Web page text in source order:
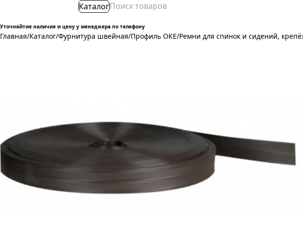
Каталог
Уточняйтие наличие и цену у менеджера по телефону
Главная/Каталог/Фурнитура швейная/Профиль ОКЕ/Ремни для спинок и сидений,